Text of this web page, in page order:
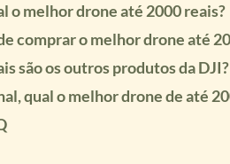
o melhor drone até 2000 reais?
comprar o melhor drone até
são os outros produtos da DJI?
qual o melhor drone de até